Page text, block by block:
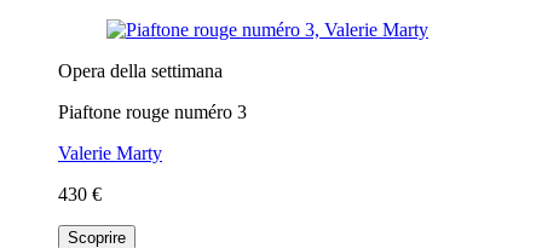
Opera della settimana
Piaftone rouge numéro 3
Valerie Marty
430 €
Scoprire